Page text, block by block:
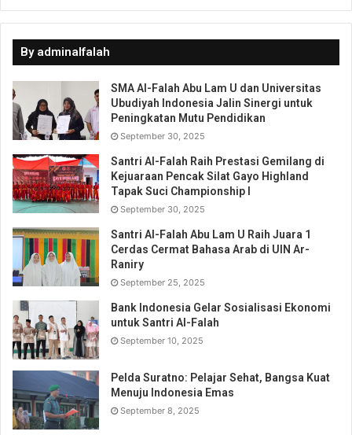
By adminalfalah
SMA Al-Falah Abu Lam U dan Universitas
Ubudiyah Indonesia Jalin Sinergi untuk
Peningkatan Mutu Pendidikan
September 30, 2025
Santri Al-Falah Raih Prestasi Gemilang di
Kejuaraan Pencak Silat Gayo Highland
Tapak Suci Championship I
September 30, 2025
Santri Al-Falah Abu Lam U Raih Juara 1
Cerdas Cermat Bahasa Arab di UIN Ar-
Raniry
September 25, 2025
Bank Indonesia Gelar Sosialisasi Ekonomi
untuk Santri Al-Falah
September 10, 2025
Pelda Suratno: Pelajar Sehat, Bangsa Kuat
Menuju Indonesia Emas
September 8, 2025